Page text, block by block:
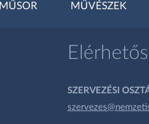
MŰSOR MŰVÉSZEK
SZERVEZÉSI